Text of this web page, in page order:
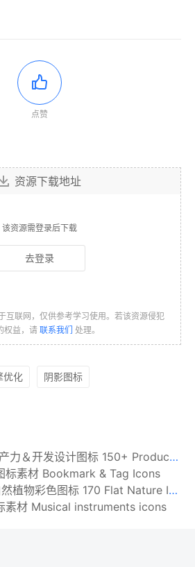
点赞
资源下载地址
该资源需登录后下载
去登录
互联网，仅供参考学习使用。若该资源侵犯
权益，请联系我们 处理。
优化 阴影图标
设计图标 150+ Productivity & Development Icon
标素材 Bookmark & Tag Icons
植物彩色图标 170 Flat Nature Icons
素材 Musical instruments icons